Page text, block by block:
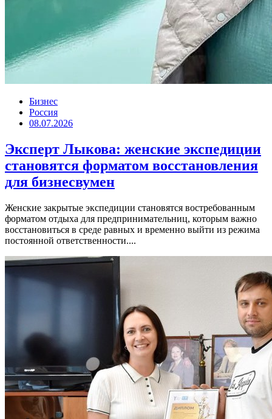
Бизнес
Россия
08.07.2026
Эксперт Лыкова: женские экспедиции
становятся форматом восстановления
для бизнесвумен
Женские закрытые экспедиции становятся востребованным
форматом отдыха для предпринимательниц, которым важно
восстановиться в среде равных и временно выйти из режима
постоянной ответственности....